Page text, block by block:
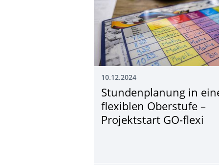
10.12.2024
Stundenplanung in
flexiblen Oberstufe –
Projektstart GO-flexi